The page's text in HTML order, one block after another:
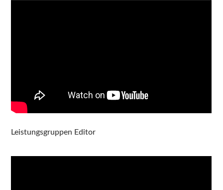
Leistungsgruppen Editor